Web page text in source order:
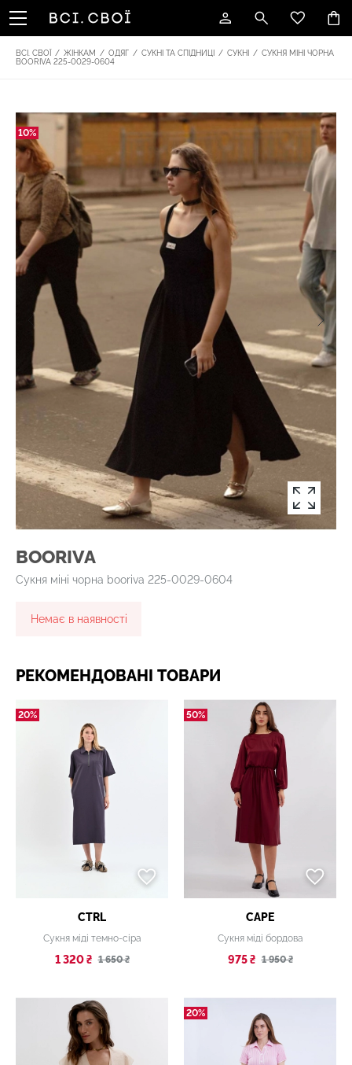
ВСІ. СВОЇ / ЖІНКАМ / ОДЯГ / СУКНІ ТА СПІДНИЦІ / СУКНІ / СУКНЯ МІНІ ЧОРНА
BOORIVA 225-0029-0604
10%
BOORIVA
Сукня міні чорна booriva 225-0029-0604
Немає в наявності
РЕКОМЕНДОВАНІ ТОВАРИ
20%
CTRL
Сукня міді темно-сіра
1 320 ₴ 1 650 ₴
50%
CAPE
Сукня міді бордова
975 ₴ 1 950 ₴
20%